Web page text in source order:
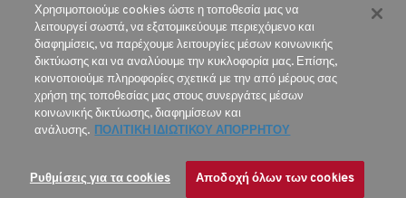
Υποστήριξη χρηματοδότησης %%sep%% %sitename%%
Sitemap
Όροι χρήσης
Πολιτική Ιδιωτικού Απορρήτου
© 2026 Με την επιφύλαξη παντός δικαιώματος.
The European Society of Cardiology
Χρησιμοποιούμε cookies ώστε η τοποθεσία μας να
λειτουργεί σωστά, να εξατομικεύουμε περιεχόμενο και
διαφημίσεις, να παρέχουμε λειτουργίες μέσων κοινωνικής
δικτύωσης και να αναλύουμε την κυκλοφορία μας. Επίσης,
κοινοποιούμε πληροφορίες σχετικά με την από μέρους σας
χρήση της τοποθεσίας μας στους συνεργάτες μέσων
κοινωνικής δικτύωσης, διαφημίσεων και
ανάλυσης. ΠΟΛΙΤΙΚΗ ΙΔΙΩΤΙΚΟΥ ΑΠΟΡΡΗΤΟΥ
Ρυθμίσεις για τα cookies Αποδοχή όλων των cookies